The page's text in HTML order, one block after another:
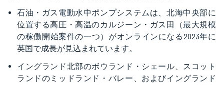
石油・ガス電動水中ポンプシステムは、北海中央部に
位置する高圧・高温のカルジーン・ガス田（最大規模
の稼働開始案件の一つ）がオンラインになる2023年に
英国で成長が見込まれています。
イングランド北部のボウランド・シェール、スコット
ランドのミッドランド・バレー、およびイングランド